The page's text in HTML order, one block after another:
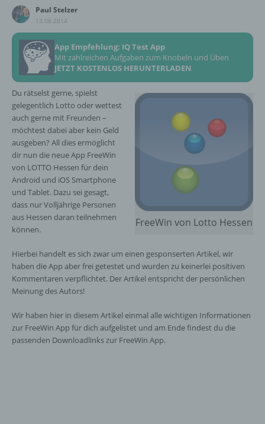
Paul Stelzer
13.08.2014
App Empfehlung: IQ Test App
Mit zahlreichen Aufgaben zum Knobeln und Üben
JETZT KOSTENLOS HERUNTERLADEN
FreeWin von Lotto Hessen
Du rätselst gerne, spielst
gelegentlich Lotto oder wettest
auch gerne mit Freunden –
möchtest dabei aber kein Geld
ausgeben? All dies ermöglicht
dir nun die neue App FreeWin
von LOTTO Hessen für dein
Android und iOS Smartphone
und Tablet. Dazu sei gesagt,
dass nur Volljährige Personen
aus Hessen daran teilnehmen
können.
Hierbei handelt es sich zwar um einen gesponserten Artikel, wir
haben die App aber frei getestet und wurden zu keinerlei positiven
Kommentaren verpflichtet. Der Artikel entspricht der persönlichen
Meinung des Autors!
Wir haben hier in diesem Artikel einmal alle wichtigen Informationen
zur FreeWin App für dich aufgelistet und am Ende findest du die
passenden Downloadlinks zur FreeWin App.